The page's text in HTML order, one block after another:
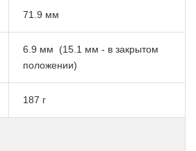
71.9 мм
6.9 мм (15.1 мм - в закрытом
положении)
187 г